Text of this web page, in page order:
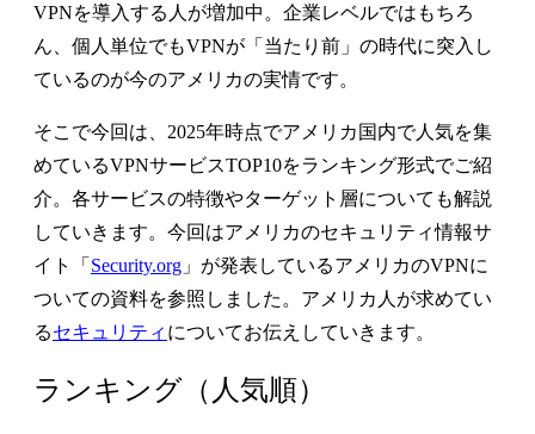
VPNを導入する人が増加中。企業レベルではもちろ
ん、個人単位でもVPNが「当たり前」の時代に突入し
ているのが今のアメリカの実情です。
そこで今回は、2025年時点でアメリカ国内で人気を集
めているVPNサービスTOP10をランキング形式でご紹
介。各サービスの特徴やターゲット層についても解説
していきます。今回はアメリカのセキュリティ情報サ
イト「 Security.org 」が発表しているアメリカのVPNに
ついての資料を参照しました。アメリカ人が求めてい
るセキュリティ についてお伝えしていきます。
ランキング（人気順）